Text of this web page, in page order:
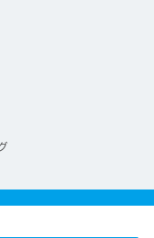
選びください。